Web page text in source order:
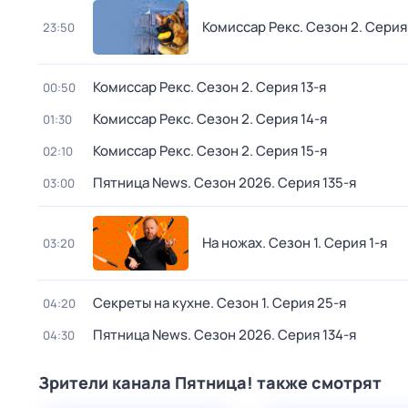
23:50 Комиссар Рекс. Сезон 2.
00:50 Комиссар Рекс. Сезон 2. Серия 13-я
01:30 Комиссар Рекс. Сезон 2. Серия 14-я
02:10 Комиссар Рекс. Сезон 2. Серия 15-я
03:00 Пятница News. Сезон 2026. Серия 135-я
03:20 На ножах. Сезон 1. Серия 1-я
04:20 Секреты на кухне. Сезон 1. Серия 25-я
04:30 Пятница News. Сезон 2026. Серия 134-я
Зрители канала Пятница! также смотрят